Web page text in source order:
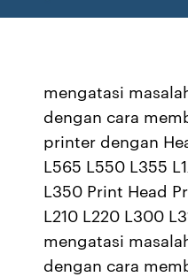
mengatasi
dengan cara
printer dengan
L565 L550 L355
L350 Print Head
L210 L220 L300
mengatasi
dengan cara